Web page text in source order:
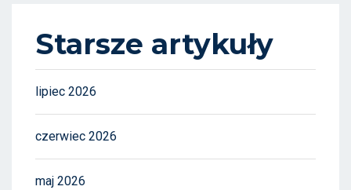
Starsze artykuły
lipiec 2026
czerwiec 2026
maj 2026